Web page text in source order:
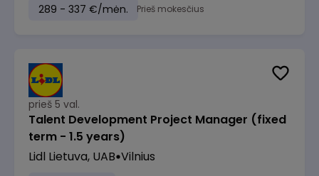
289 - 337 €/mėn. Prieš mokesčius
prieš 5 val.
Talent Development Project Manager (fixed
term - 1.5 years)
Lidl Lietuva, UAB Vilnius